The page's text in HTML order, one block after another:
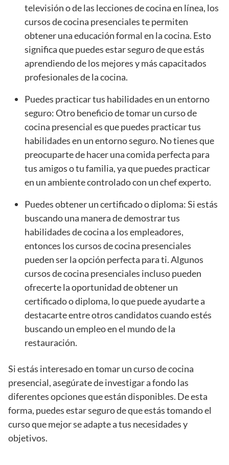
televisión o de las lecciones de cocina en línea, los
cursos de cocina presenciales te permiten
obtener una educación formal en la cocina. Esto
significa que puedes estar seguro de que estás
aprendiendo de los mejores y más capacitados
profesionales de la cocina.
Puedes practicar tus habilidades en un entorno
seguro: Otro beneficio de tomar un curso de
cocina presencial es que puedes practicar tus
habilidades en un entorno seguro. No tienes que
preocuparte de hacer una comida perfecta para
tus amigos o tu familia, ya que puedes practicar
en un ambiente controlado con un chef experto.
Puedes obtener un certificado o diploma: Si estás
buscando una manera de demostrar tus
habilidades de cocina a los empleadores,
entonces los cursos de cocina presenciales
pueden ser la opción perfecta para ti. Algunos
cursos de cocina presenciales incluso pueden
ofrecerte la oportunidad de obtener un
certificado o diploma, lo que puede ayudarte a
destacarte entre otros candidatos cuando estés
buscando un empleo en el mundo de la
restauración.
Si estás interesado en tomar un curso de cocina
presencial, asegúrate de investigar a fondo las
diferentes opciones que están disponibles. De esta
forma, puedes estar seguro de que estás tomando el
curso que mejor se adapte a tus necesidades y
objetivos.